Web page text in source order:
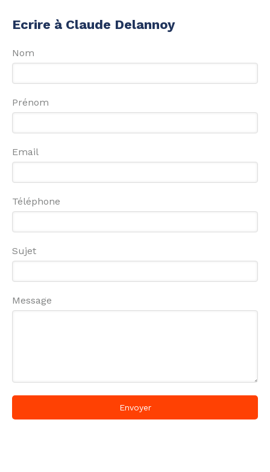
Ecrire à Claude Delannoy
Nom
Prénom
Email
Téléphone
Sujet
Message
Envoyer